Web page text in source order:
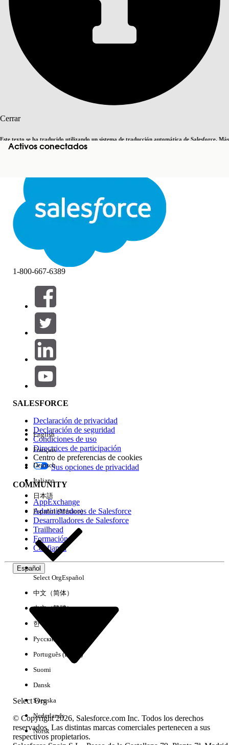
Cerrar
Este texto se ha traducido utilizando un sistema de traducción automática de Salesforce. Más
informaciónaquí. Cambiar a inglés
Cerrar Cerrar
Activos conectados
Índice de materias
Buscar
Filtros (0)
SELECCIONAR FILTROS
Área de productos
Repercusión de función
Edición
Experiencia
No hay resultados
1-800-667-6389
SALESFORCE
Declaración de privacidad
Declaración de seguridad
Condiciones de uso
Directrices de participación
Centro de preferencias de cookies
Sus opciones de privacidad
COMMUNITY
AppExchange
Administradores de Salesforce
Desarrolladores de Salesforce
Trailhead
Formación
Confianza
Español
Select Org
English
Français
Deutsch
Italiano
日本語
Español (México)
Select OrgEspañol
中文（简体）
中文（繁體）
한국어
Русский
Português (Brasil)
Suomi
Dansk
Svenska
Nederlands
Norsk
© Copyright 2026, Salesforce.com Inc. Todos los derechos
reservados. Las distintas marcas comerciales pertenecen a sus
respectivos propietarios.